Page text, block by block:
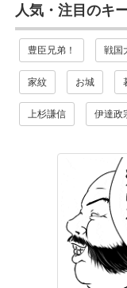
人気・注目のキ
豊臣兄弟！ 戦国
家紋 お城
上杉謙信 伊達政